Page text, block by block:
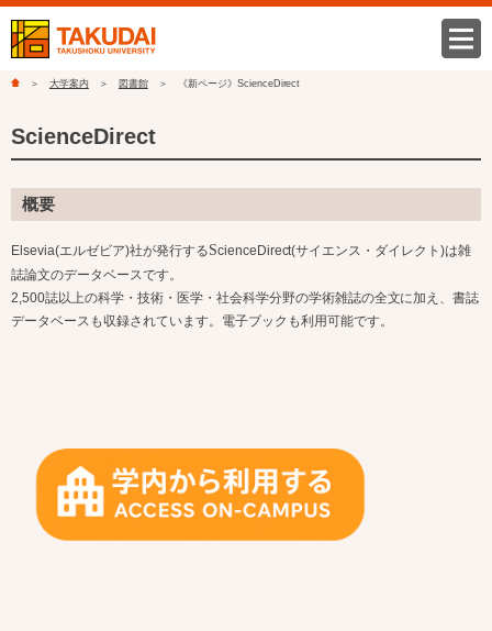
大学案内 図書館 《新ページ》ScienceDirect
ScienceDirect
概要
Elsevia(エルゼビア)社が発行するScienceDirect(サイエンス・ダイレクト)は雑
誌論文のデータベースです。
2,500誌以上の科学・技術・医学・社会科学分野の学術雑誌の全文に加え、書誌
データベースも収録されています。電子ブックも利用可能です。